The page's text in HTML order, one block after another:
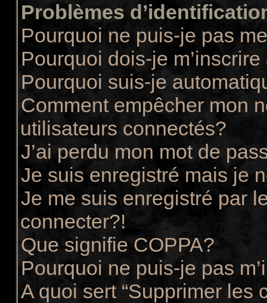
Problèmes
Pourquoi ne puis-je pas
Pourquoi dois-je
Pourquoi suis-je
Comment empêcher mon
utilisateurs connectés?
J’ai perdu mon mot de
Je suis enregistré mais je
Je me suis enregistré par
connecter?!
Que signifie COPPA?
Pourquoi ne puis-je pas
A quoi sert “Supprimer les